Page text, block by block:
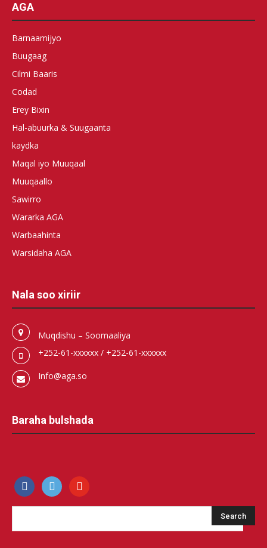
AGA
Barnaamijyo
Buugaag
Cilmi Baaris
Codad
Erey Bixin
Hal-abuurka & Suugaanta
kaydka
Maqal iyo Muuqaal
Muuqaallo
Sawirro
Wararka AGA
Warbaahinta
Warsidaha AGA
Nala soo xiriir
Muqdishu – Soomaaliya
+252-61-xxxxxx / +252-61-xxxxxx
Info@aga.so
Baraha bulshada
facebook500px youtube